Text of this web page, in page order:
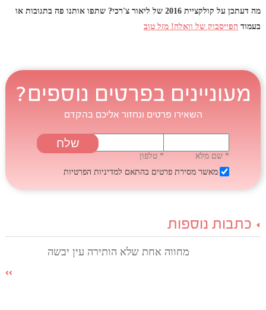
מה דעתכן על קולקציית 2016 של ליאור צ'רכי? שתפו אותנו פה בתגובות או
בעמוד הפייסבוק של וואלה! מזל טוב
מעוניינים בפרטים נוספים?
השאירו פרטים ונחזור אליכם בהקדם
* שם מלא
* טלפון
מאשר מסירת פרטים בהתאם למדיניות הפרטיות
כתבות נוספות
מחווה אחת שלא הותירה עין יבשה